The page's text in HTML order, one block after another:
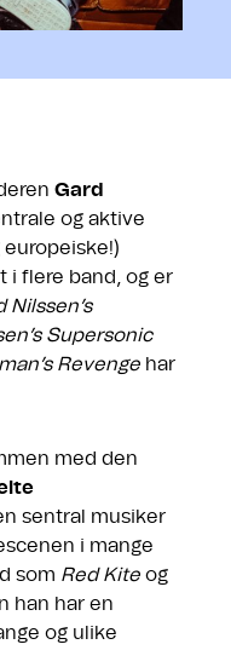
Gard
og aktive
i flere band, og er
Nilssen’s
Supersonic
Revenge har
med den
sentral musiker
i mange
som Red Kite og
han har en
og ulike